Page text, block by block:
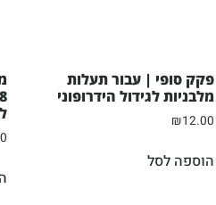
פקק סופי | עבור תעלות
מלבניות לגידול הידרופוני
₪12.00
הוספה לסל